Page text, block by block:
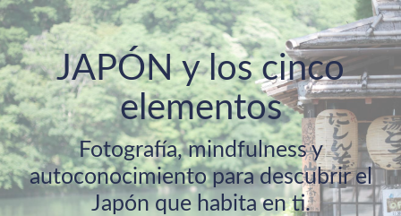
JAPÓN y los cinco
elementos
Fotografía, mindfulness y
autoconocimiento para descubrir el
Japón que habita en ti.